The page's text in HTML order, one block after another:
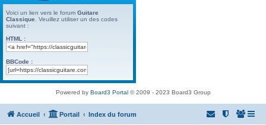
Voici un lien vers le forum Guitare
Classique . Veuillez utiliser un des codes
suivant :
HTML :
BBCode :
Powered by Board3 Portal© 2009 - 2023 Board3 Group
Accueil Portail Index du forum